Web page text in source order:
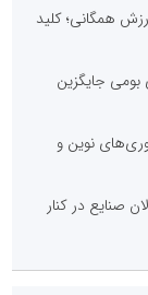
همگانی؛ کلید
جایگزین
نوین و
صنایع در کنار